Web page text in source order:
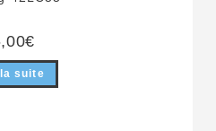
€
suite